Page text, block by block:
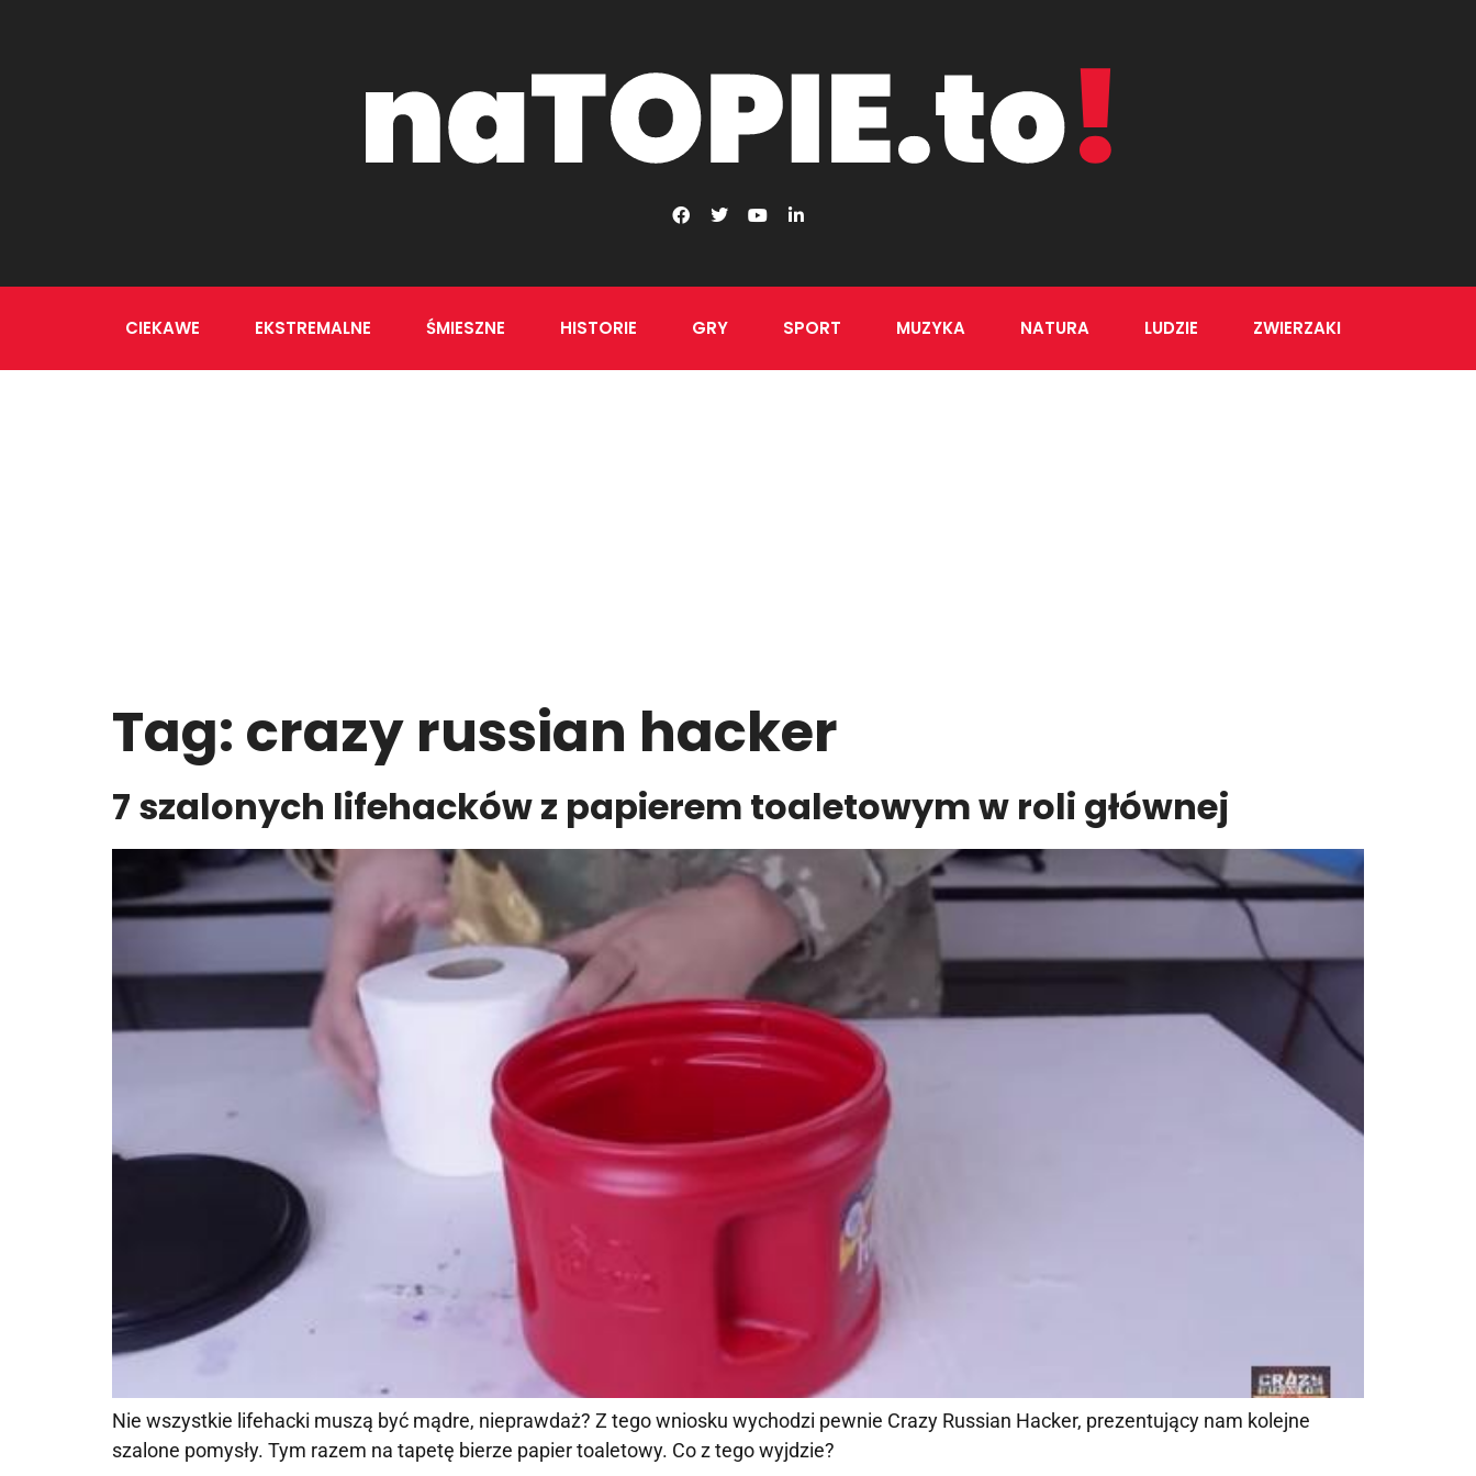
CIEKAWE EKSTREMALNE ŚMIESZNE HISTORIE GRY SPORT MUZYKA NATURA LUDZIE ZWIERZAKI
Tag: crazy russian hacker
7 szalonych lifehacków z papierem toaletowym w roli głównej
Nie wszystkie lifehacki muszą być mądre, nieprawdaż? Z tego wniosku wychodzi pewnie Crazy Russian Hacker, prezentujący nam kolejne
szalone pomysły. Tym razem na tapetę bierze papier toaletowy. Co z tego wyjdzie?